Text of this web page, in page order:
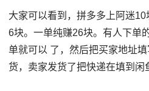
大家可以看到，拼多多上阿迷
6块。一单纯赚26块。有人下单
单就可以 了，然后把买家地址
货，卖家发货了把快递在填到闲